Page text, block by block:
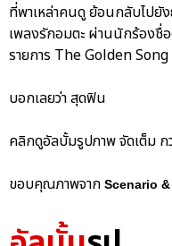
ที่พาเหล่าคนดู ย้อนกลับไปยั
เพลงรักอมตะ ผ่านนักร้องชื่
รายการ The Golden Song
บอกเลยว่า สุดฟิน
คลิกดูอัลบั้มรูปภาพ จัดเต็ม ก
ขอบคุณภาพจาก Scenario